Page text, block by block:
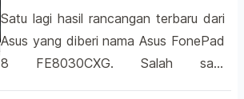
kembali memperkenalkan ponsel-
ponsel terbarunya salah satunya
Inci
Satu lagi hasil rancangan terbaru dari
Asus yang diberi nama Asus FonePad
8 FE8030CXG. Salah satu